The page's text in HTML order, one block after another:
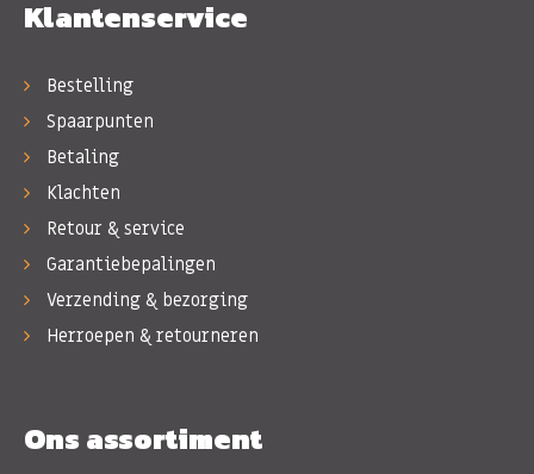
Klantenservice
Bestelling
Spaarpunten
Betaling
Klachten
Retour & service
Garantiebepalingen
Verzending & bezorging
Herroepen & retourneren
Ons assortiment